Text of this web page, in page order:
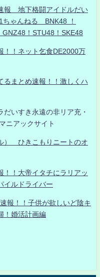
報 地下格闘アイドルだい
ゃんねる BNK48 ！
！STU48！SKE48
！！ネット乞食DE2000万
るまとめ速報！！激しくハ
いすき永遠の非リア充・
ニアックサイト
） ひきこもりニートのオ
！！大帝イタチにラリアッ
イルドライバー
報！！子供が欲しいど陰キ
！婚活計画編